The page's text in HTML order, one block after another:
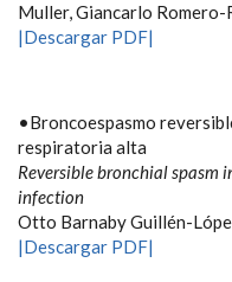
Muller, Giancarlo Romero-
|Descargar PDF|
•Broncoespasmo
respiratoria alta
Reversible bronchial spasm
infection
Otto Barnaby Guillén-
|Descargar PDF|